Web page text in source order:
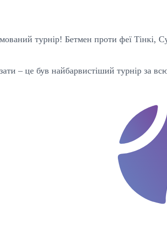
турнір! Бетмен проти феї
– це був найбарвистіший турнір за